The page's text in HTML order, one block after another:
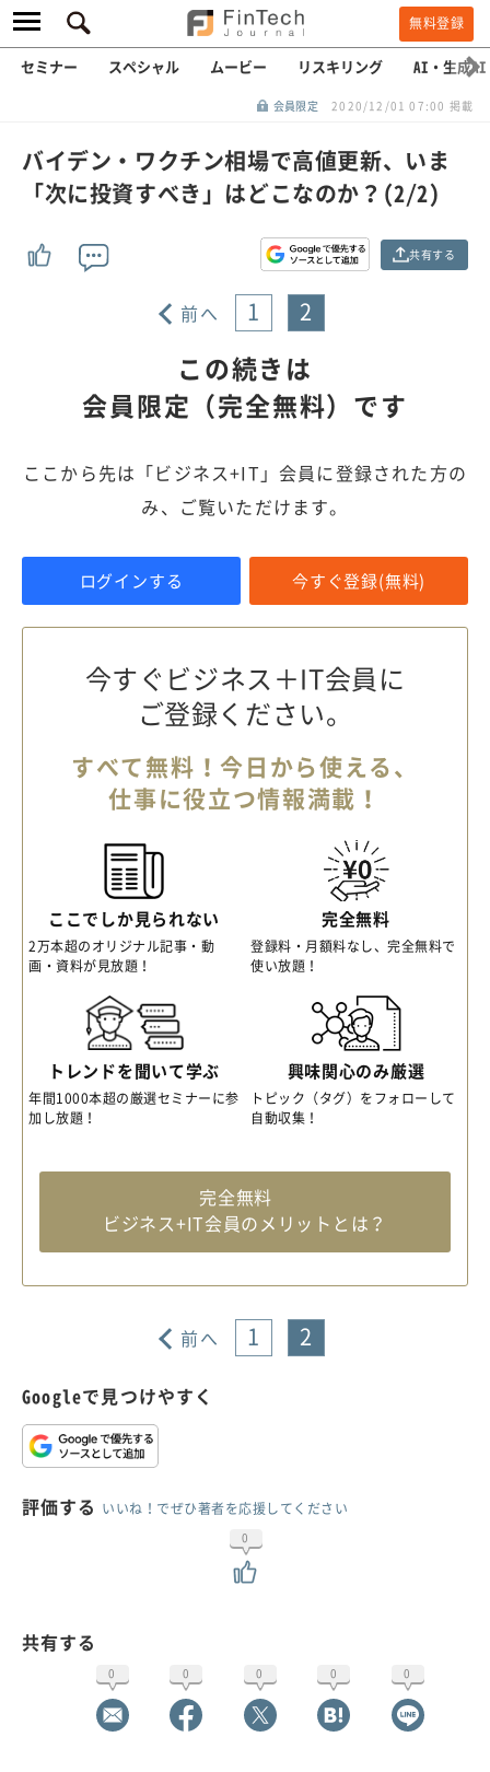
無料登録
セミナー スペシャル ムービー リスキリング AI・生成AI
会員限定 2020/12/01 07:00 掲載
バイデン・ワクチン相場で高値更新、いま
「次に投資すべき」はどこなのか？(2/2)
共有する
前へ 1 2
この続きは
会員限定（完全無料）です
ここから先は「ビジネス+IT」会員に登録された方の
み、ご覧いただけます。
ログインする 今すぐ登録(無料)
今すぐビジネス＋IT会員に
ご登録ください。
すべて無料！今日から使える、
仕事に役立つ情報満載！
ここでしか見られない
2万本超のオリジナル記事・動
画・資料が見放題！
完全無料
登録料・月額料なし、完全無料で
使い放題！
トレンドを聞いて学ぶ
年間1000本超の厳選セミナーに参
加し放題！
興味関心のみ厳選
トピック（タグ）をフォローして
自動収集！
完全無料
ビジネス+IT会員のメリットとは？
前へ 1 2
Googleで見つけやすく
評価する いいね！でぜひ著者を応援してください
0
共有する
0 0 0 0 0